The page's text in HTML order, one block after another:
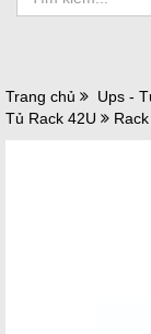
Trang chủ Ups -
Tủ Rack 42U